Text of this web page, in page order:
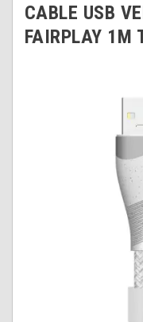
CABLE USB
FAIRPLAY 1M